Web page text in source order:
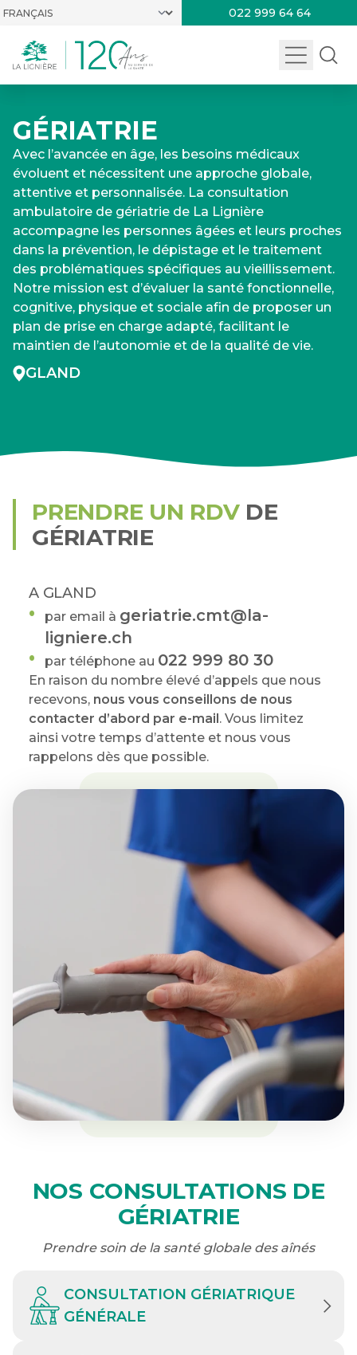
022 999 64 64
GÉRIATRIE
Avec l’avancée en âge, les besoins médicaux
évoluent et nécessitent une approche globale,
attentive et personnalisée. La consultation
ambulatoire de gériatrie de La Lignière
accompagne les personnes âgées et leurs proches
dans la prévention, le dépistage et le traitement
des problématiques spécifiques au vieillissement.
Notre mission est d’évaluer la santé fonctionnelle,
cognitive, physique et sociale afin de proposer un
plan de prise en charge adapté, facilitant le
maintien de l’autonomie et de la qualité de vie.
GLAND
PRENDRE UN RDVDE
GÉRIATRIE
A GLAND
par email à geriatrie.cmt@la-
ligniere.ch
par téléphone au 022 999 80 30
En raison du nombre élevé d’appels que nous
recevons, nous vous conseillons de nous
contacter d’abord par e-mail. Vous limitez
ainsi votre temps d’attente et nous vous
rappelons dès que possible.
NOS CONSULTATIONS DE
GÉRIATRIE
Prendre soin de la santé globale des aînés
CONSULTATION GÉRIATRIQUE
GÉNÉRALE